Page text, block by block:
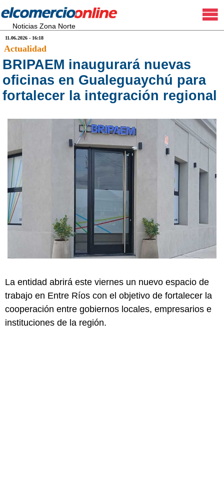
Noticias Zona Norte
11.06.2026 - 16:18
Actualidad
BRIPAEM inaugurará nuevas
oficinas en Gualeguaychú para
fortalecer la integración regional
La entidad abrirá este viernes un nuevo espacio de
trabajo en Entre Ríos con el objetivo de fortalecer la
cooperación entre gobiernos locales, empresarios e
instituciones de la región.